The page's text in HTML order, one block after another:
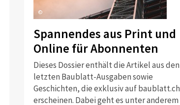
©
Spannendes aus Print und
Online für Abonnenten
Dieses Dossier enthält die Artikel aus den
letzten Baublatt-Ausgaben sowie
Geschichten, die exklusiv auf baublatt.ch
erscheinen. Dabei geht es unter anderem